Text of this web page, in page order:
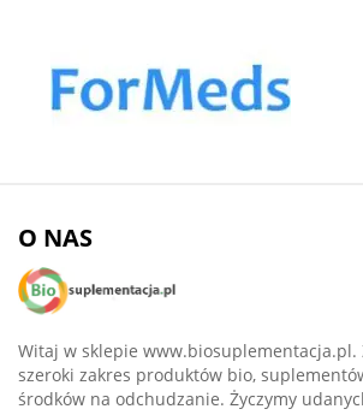
O NAS
Witaj w sklepie www.biosuplementacja.pl.
szeroki zakres produktów bio,
środków na odchudzanie. Życzymy